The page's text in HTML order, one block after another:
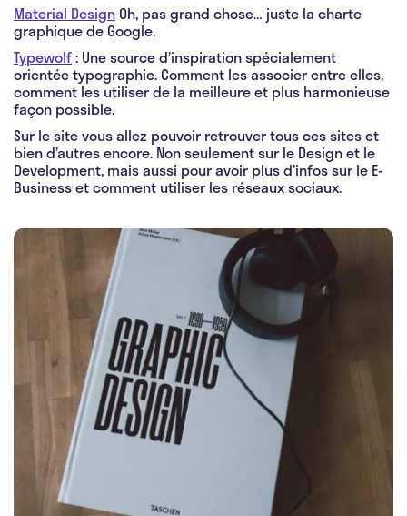
Material Design Oh, pas grand chose… juste la charte
graphique de Google.
Typewolf: Une source d’inspiration spécialement
orientée typographie. Comment les associer entre elles,
comment les utiliser de la meilleure et plus harmonieuse
façon possible.
Sur le site vous allez pouvoir retrouver tous ces sites et
bien d’autres encore. Non seulement sur le Design et le
Development, mais aussi pour avoir plus d’infos sur le E-
Business et comment utiliser les ​réseaux sociaux.